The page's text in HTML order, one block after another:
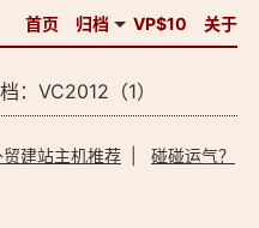
首页 归档 VP$10 关于
：VC2012（1）
贸建站主机推荐| 碰碰运气？